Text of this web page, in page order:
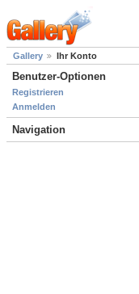
Gallery Ihr Konto
Benutzer-Optionen
Registrieren
Anmelden
Navigation